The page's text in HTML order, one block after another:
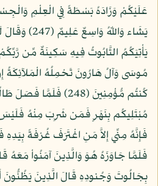
عَلَيْكُمْ وَزَادَهُ بَسْطَةً فِي الْعِلْمِ
يَشَاء وَاللّهُ
يَأْتِيَكُمُ التَّابُوتُ فِيهِ سَكِينَةٌ مِّن
مُوسَى وَآلُ هَارُونَ تَحْمِلُهُ الْمَلآئِكَةُ
كُنتُم مُّؤْمِنِينَ (248)
مُبْتَلِيكُم بِنَهَرٍ فَمَن شَرِبَ مِنْهُ
فَإِنَّهُ مِنِّي إِلاَّ مَنِ اغْتَرَفَ غُرْفَةً بِيَدِهِ
فَلَمَّا جَاوَزَهُ هُوَ وَالَّذِينَ آمَنُواْ مَعَهُ
بِجَالُوتَ وَجُنودِهِ قَالَ الَّذِينَ يَظُنُّونَ